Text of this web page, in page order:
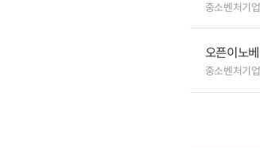
중소벤처기
오픈이노
중소벤처기